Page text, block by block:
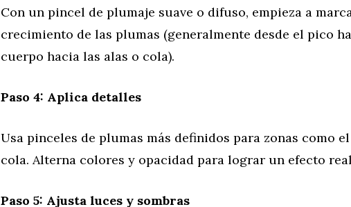
Con un pincel de plumaje suave o difuso, empieza a
crecimiento de las plumas (generalmente desde el pico
cuerpo hacia las alas o cola).
Paso 4: Aplica detalles
Usa pinceles de plumas más definidos para zonas como
cola. Alterna colores y opacidad para lograr un efecto
Paso 5: Ajusta luces y sombras